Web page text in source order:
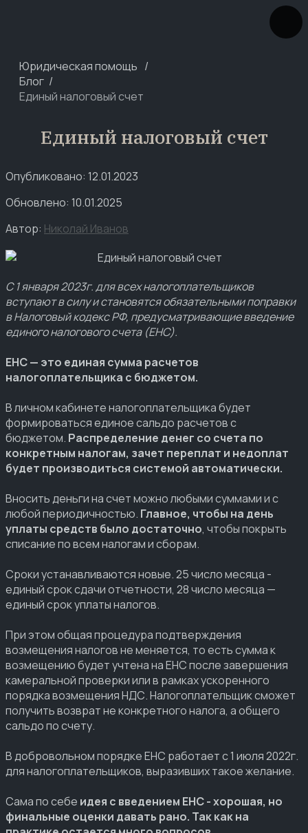
Юридическая помощь
Блог
Единый налоговый счет
Единый налоговый счет
Опубликовано: 12.01.2023
Обновлено: 10.01.2025
Автор: Николай Иванов
С 1 января 2023г. для всех налогоплательщиков
вступают в силу и становятся обязательными поправки
в Налоговый кодекс РФ, предусматривающие введение
единого налогового счета (ЕНС).
ЕНС — это единая сумма расчетов
налогоплательщика с бюджетом.
В личном кабинете налогоплательщика будет
формироваться единое сальдо расчетов с
бюджетом. Распределение денег со счета по
конкретным налогам, зачет переплат и недоплат
будет производиться системой автоматически.
Вносить деньги на счет можно любыми суммами и с
любой периодичностью. Главное, чтобы на день
уплаты средств было достаточно, чтобы покрыть
списание по всем налогам и сборам.
Сроки устанавливаются новые. 25 число месяца -
единый срок сдачи отчетности, 28 число месяца —
единый срок уплаты налогов.
При этом общая процедура подтверждения
возмещения налогов не меняется, то есть сумма к
возмещению будет учтена на ЕНС после завершения
камеральной проверки или в рамках ускоренного
порядка возмещения НДС. Налогоплательщик сможет
получить возврат не конкретного налога, а общего
сальдо по счету.
В добровольном порядке ЕНС работает с 1 июля 2022г.
для налогоплательщиков, выразивших такое желание.
Сама по себе идея с введением ЕНС - хорошая, но
финальные оценки давать рано. Так как на